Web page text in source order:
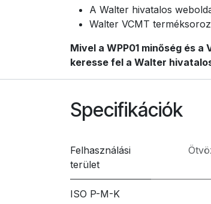
A Walter hivatalos
Walter VCMT
Mivel a WPP01 minőség és
keresse fel a Walter
Specifikációk
Felhasználási
terület
ISO P-M-K